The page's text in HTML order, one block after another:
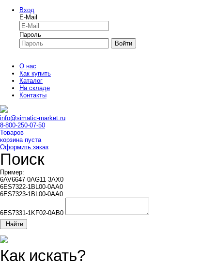
Вход
E-Mail
Пароль
Войти
О нас
Как купить
Каталог
На складе
Контакты
info@simatic-market.ru
8-800-250-07-50
Товаров
корзина пуста
Оформить заказ
Поиск
Пример:
6AV6647-0AG11-3AX0
6ES7322-1BL00-0AA0
6ES7323-1BL00-0AA0
6ES7331-1KF02-0AB0
Найти
Как искать?